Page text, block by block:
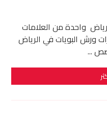
واحدة من العلامات
ورش البويات في الرياض
...